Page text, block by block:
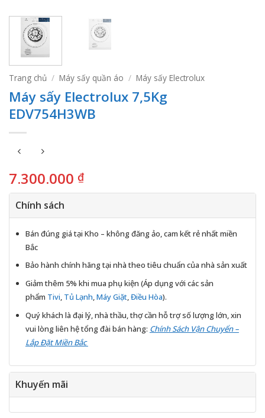
Trang chủ / Máy sấy quần áo / Máy sấy Electrolux
Máy sấy Electrolux 7,5Kg
EDV754H3WB
7.300.000 ₫
Chính sách
Bán đúng giá tại Kho – không đăng ảo, cam kết rẻ nhất miền
Bắc
Bảo hành chính hãng tại nhà theo tiêu chuẩn của nhà sản xuất
Giảm thêm 5% khi mua phụ kiện (Áp dụng với các sản
phẩm Tivi, Tủ Lạnh,Máy Giặt,Điều Hòa).
Quý khách là đại lý, nhà thầu, thợ cần hỗ trợ số lượng lớn, xin
vui lòng liên hệ tổng đài bán hàng: Chính Sách Vận Chuyển –
Lắp Đặt Miền Bắc
Khuyến mãi